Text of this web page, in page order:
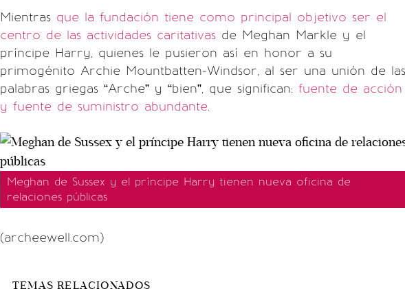
Mientras que la fundación tiene como principal objetivo ser el
centro de las actividades caritativas de Meghan Markle y el
príncipe Harry, quienes le pusieron así en honor a su
primogénito Archie Mountbatten-Windsor, al ser una unión de las
palabras griegas “Arche” y “bien”, que significan: fuente de acción
y fuente de suministro abundante.
Meghan de Sussex y el príncipe Harry tienen nueva oficina de
relaciones públicas
(archeewell.com)
TEMAS RELACIONADOS